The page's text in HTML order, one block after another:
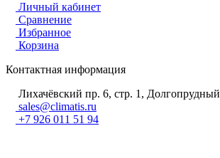
Личный кабинет
Сравнение
Избранное
Корзина
Контактная информация
Лихачёвский пр. 6, стр. 1, Долгопрудный
sales@climatis.ru
+7 926 011 51 94